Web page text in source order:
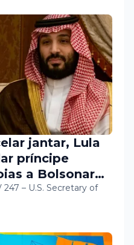
jantar, Lula
príncipe
a Bolsonaro
247 – U.S. Secretary of